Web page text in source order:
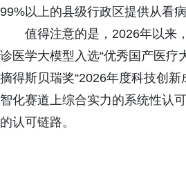
99%以上的县级行政区提供从看
值得注意的是，2026年以
诊医学大模型入选“优秀国产医疗
摘得斯贝瑞奖“2026年度科技创
智化赛道上综合实力的系统性认
的认可链路。